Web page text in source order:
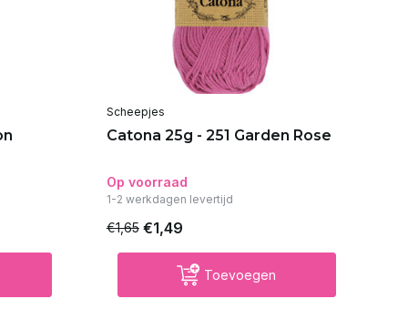
Scheepjes
Catona 25g - 251 Garden Rose
Op voorraad
1-2 werkdagen levertijd
€1,65 €1,49
Toevoegen